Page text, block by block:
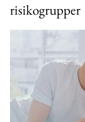
risikogrupper